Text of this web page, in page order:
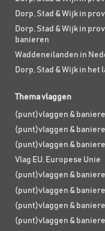
Dorp, Stad & Wijk in
Dorp, Stad & Wijk in
banieren
Waddeneilanden in
Dorp, Stad & Wijk in
Thema vlaggen
(punt)vlaggen &
(punt)vlaggen &
(punt)vlaggen &
Vlag EU, Europese Unie
(punt)vlaggen &
(punt)vlaggen &
(punt)vlaggen &
(punt)vlaggen &